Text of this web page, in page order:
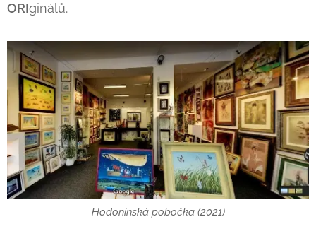
ORIginálů.
Hodonínská pobočka (2021)